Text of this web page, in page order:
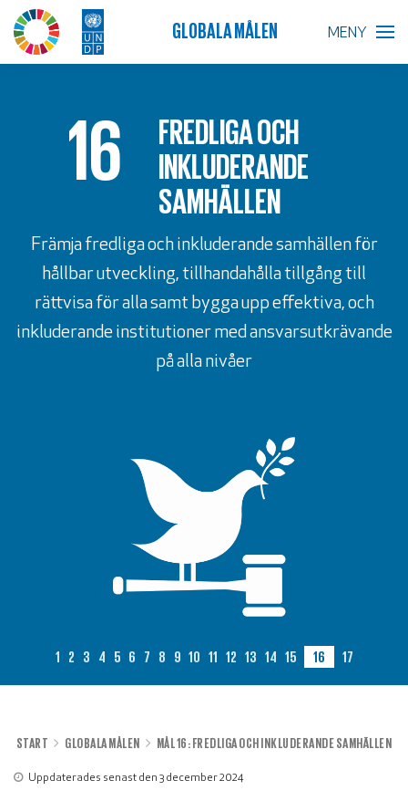
GLOBALA MÅLEN MENY
GLOBALA MÅLEN
FÖRETAG
RESURSER
AKTUELLT
16
FREDLIGA OCH
INKLUDERANDE
SAMHÄLLEN
Främja fredliga och inkluderande samhällen för
hållbar utveckling, tillhandahålla tillgång till
rättvisa för alla samt bygga upp effektiva, och
inkluderande institutioner med ansvarsutkrävande
på alla nivåer
1 2 3 4 5 6 7 8 9 10 11 12 13 14 15 16 17
START GLOBALA MÅLEN MÅL 16: FREDLIGA OCH INKLUDERANDE SAMHÄLLEN
Uppdaterades senast den 3 december 2024